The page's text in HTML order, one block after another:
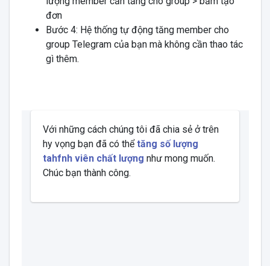
đơn
Bước 4: Hệ thống tự động tăng member cho
group Telegram của bạn mà không cần thao tác
gì thêm.
Với những cách chúng tôi đã chia sẻ ở trên
hy vọng bạn đã có thểtăng số lượng
tahfnh viên chất lượng như mong muốn.
Chúc bạn thành công.